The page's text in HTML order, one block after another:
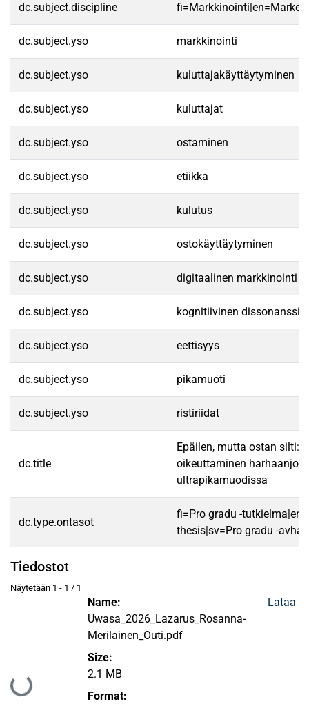
dc.subject.discipline
dc.subject.yso markkinointi
dc.subject.yso kuluttajakäyttäytyminen
dc.subject.yso kuluttajat
dc.subject.yso ostaminen
dc.subject.yso etiikka
dc.subject.yso kulutus
dc.subject.yso ostokäyttäytyminen
dc.subject.yso digitaalinen markkinointi
dc.subject.yso kognitiivinen dissonanssi
dc.subject.yso eettisyys
dc.subject.yso pikamuoti
dc.subject.yso ristiriidat
dc.title
Epäilen, mutta ostan silti:
oikeuttaminen
ultrapikamuodissa
dc.type.ontasot
fi=Pro gradu -
thesis|sv=Pro gradu -
Tiedostot
Näytetään 1 - 1 / 1
Name:
Uwasa_2026_Lazarus_Rosanna-
Merilainen_Outi.pdf
Size:
2.1 MB
Format:
Lataa